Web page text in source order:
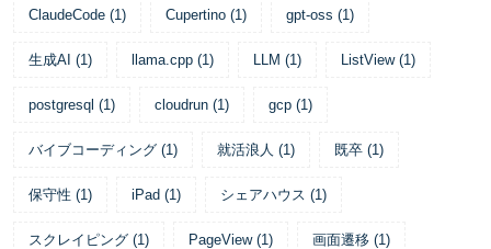
ClaudeCode (1) Cupertino (1) gpt-oss (1)
生成AI (1) llama.cpp (1) LLM (1) ListView (1)
postgresql (1) cloudrun (1) gcp (1)
バイブコーディング (1) 就活浪人 (1) 既卒 (1)
保守性 (1) iPad (1) シェアハウス (1)
スクレイピング (1) PageView (1) 画面遷移 (1)